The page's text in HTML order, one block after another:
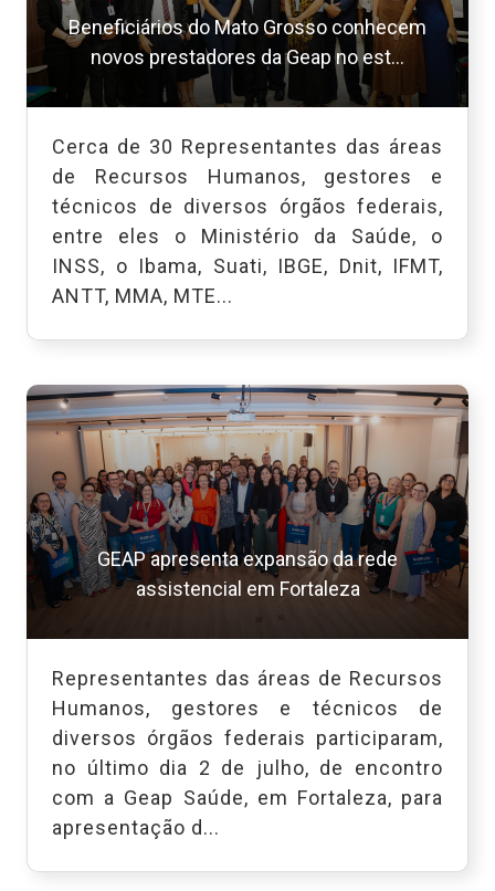
Beneficiários do Mato Grosso conhecem
novos prestadores da Geap no est...
Cerca de 30 Representantes das áreas
de Recursos Humanos, gestores e
técnicos de diversos órgãos federais,
entre eles o Ministério da Saúde, o
INSS, o Ibama, Suati, IBGE, Dnit, IFMT,
ANTT, MMA, MTE...
GEAP apresenta expansão da rede
assistencial em Fortaleza
Representantes das áreas de Recursos
Humanos, gestores e técnicos de
diversos órgãos federais participaram,
no último dia 2 de julho, de encontro
com a Geap Saúde, em Fortaleza, para
apresentação d...